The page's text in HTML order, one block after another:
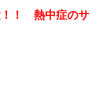
！！ 熱中症のサ